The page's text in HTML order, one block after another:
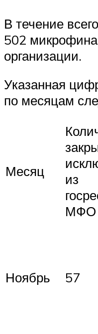
В течение
502
организации.
Указанная
по месяцам
Месяц
из
МФО
Ноябрь 57